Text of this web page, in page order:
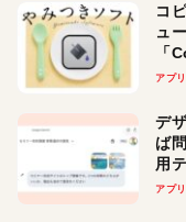
コ
ュ
「
アプリ
デ
ば
用
アプリ